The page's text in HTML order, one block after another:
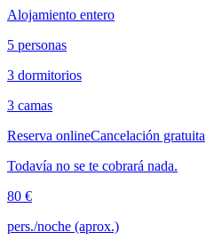
Alojamiento entero
5 personas
3 dormitorios
3 camas
Reserva onlineCancelación gratuita
Todavía no se te cobrará nada.
80 €
pers./noche (aprox.)